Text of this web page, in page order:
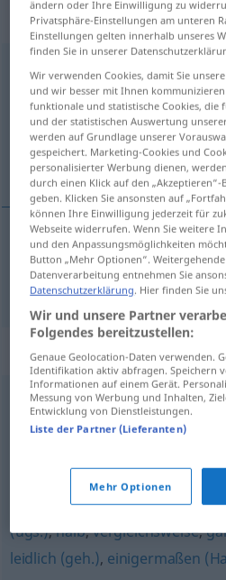
„durchaus“
durchaus
Übersicht aller
(Für mehr Details die Übersetzung
完全
完全[wánquán] durchaus
Synonyme für
trefflich,leicht,locker (ugs.)
ziemlich (ugs.),verhältnismäßig
(ugs.),halb,vergleichsweise,
leidlich (geh.), einigermaßen
ändern oder Ihre Einwilligung zu
Privatsphäre-Einstellungen am unteren
Einstellungen gelten innerhalb unseres
finden Sie in unserer
Wir verwenden Cookies, damit Sie
und wir besser mit Ihnen
funktionale und statistische Cookies, die
und der statistischen Auswertung
werden auf Grundlage unserer
gespeichert. Marketing-Cookies und
personalisierter Werbung dienen,
durch einen Klick auf den
geben. Klicken Sie ansonsten auf
können Ihre Einwilligung jederzeit für
Webseite widerrufen. Wenn Sie weitere
und den Anpassungsmöglichkeiten
Button „Mehr Optionen“.
Datenverarbeitung entnehmen Sie
Datenschutzerklärung. Hier finden Sie
Wir und unsere Partner
Folgendes bereitzustellen:
Genaue Geolocation-Daten verwenden.
Identifikation aktiv abfragen. Speichern
Informationen auf einem Gerät.
Messung von Werbung und Inhalten,
Entwicklung von Dienstleistungen.
Liste der Partner (Lieferanten)
Mehr Optionen